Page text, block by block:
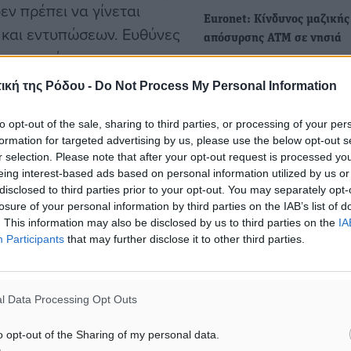
της Ρόδου - Do Not Process My Personal Information
opt-out of the sale, sharing to third parties, or processing of your
for targeted advertising by us, please use the below opt-out
selection. Please note that after your opt-out request is processed
interest-based ads based on personal information utilized by us
to third parties prior to your opt-out. You may separately
of your personal information by third parties on the IAB’s list of
This information may also be disclosed by us to third parties on the
Participants that may further disclose it to other third parties.
Data Processing Opt Outs
opt-out of the Sharing of my personal data.
πρέπει να γίνεται
και εντυπώσεων. Ευθύνες
από τα
από “ειδικούς”, πάντα
αναζήτησης
μας στο Google News ★ ↗
Euronet: Κίνδυνος μαζικής
απόσυρσης ΑΤΜ σε νησιά
νομοθετική παρέμβαση της
Μειωμένα κόμιστρα στα
Μαζικής Μεταφοράς για
σπουδαστές των ΑΣΤΕ
Απαλλαγή από τα
Μέσα Μαζικής Μεταφοράς
έχουν εφεξής όλοι…